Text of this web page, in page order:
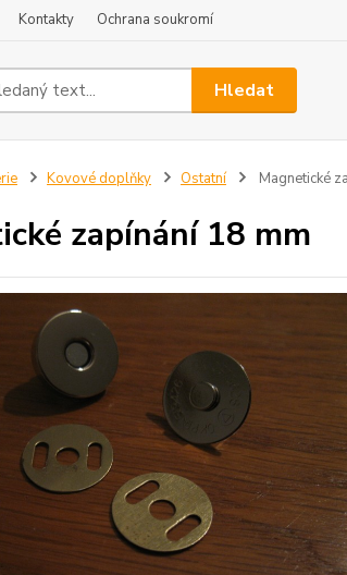
Kontakty Ochrana soukromí
Hledat
Kovové doplňky Ostatní Magnetické
zapínání 18 mm